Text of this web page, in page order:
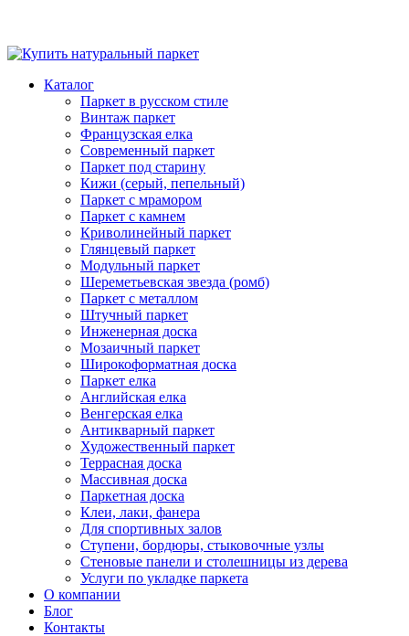
Каталог
Паркет в русском стиле
Винтаж паркет
Французская елка
Современный паркет
Паркет под старину
Кижи (серый, пепельный)
Паркет с мрамором
Паркет с камнем
Криволинейный паркет
Глянцевый паркет
Модульный паркет
Шереметьевская звезда (ромб)
Паркет с металлом
Штучный паркет
Инженерная доска
Мозаичный паркет
Широкоформатная доска
Паркет елка
Английская елка
Венгерская елка
Антикварный паркет
Художественный паркет
Террасная доска
Массивная доска
Паркетная доска
Клеи, лаки, фанера
Для спортивных залов
Ступени, бордюры, стыковочные узлы
Стеновые панели и столешницы из дерева
Услуги по укладке паркета
О компании
Блог
Контакты